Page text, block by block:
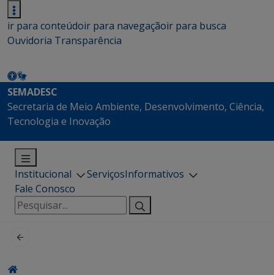
ir para conteúdoir para navegaçãoir para busca
Ouvidoria Transparência
SEMADESC
Secretaria de Meio Ambiente, Desenvolvimento, Ciência,
Tecnologia e Inovação
Institucional ServiçosInformativos
Fale Conosco
Pesquisar
por: